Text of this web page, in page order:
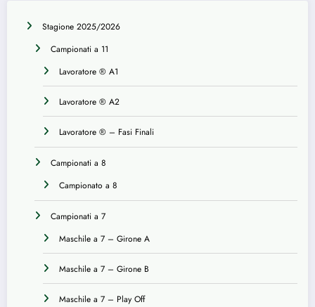
Stagione 2025/2026
Campionati a 11
Lavoratore ® A1
Lavoratore ® A2
Lavoratore ® – Fasi Finali
Campionati a 8
Campionato a 8
Campionati a 7
Maschile a 7 – Girone A
Maschile a 7 – Girone B
Maschile a 7 – Play Off